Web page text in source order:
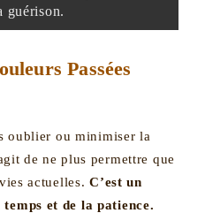
guérison.
Passées
oublier ou minimiser la
de ne plus permettre que
actuelles.C’est un
temps et de la patience.